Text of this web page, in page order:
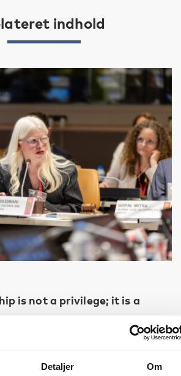
Detaljer Om
indhold
is not a privilege; it is a